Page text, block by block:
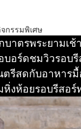
กรรมพิเศษ
บาตรพระยามเช้า
อ่านเพิ่ม
บอร์ดชมวิวรอบ
อ่านเพิ่ม
รีสดกับอาหารมื้
อ่านเพิ่ม
หิ่งห้อยรอบรีสอร์
อ่านเพิ่ม